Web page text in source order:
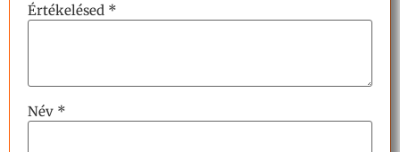
Értékelésed *
Név *